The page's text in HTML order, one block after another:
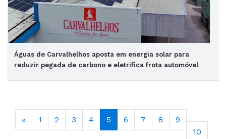
Águas de Carvalhelhos aposta em energia solar para
reduzir pegada de carbono e eletrifica frota automóvel
« 1 2 3 4 5 6 7 8
9
10